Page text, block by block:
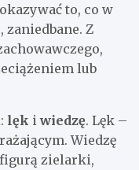
to, co w
Z
lub
lęk iwiedzę. Lęk –
Wiedzę
figurą zielarki,